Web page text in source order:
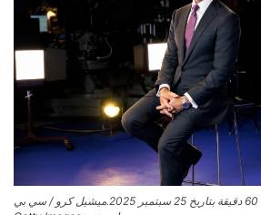
ميشيل كرو / سي بي